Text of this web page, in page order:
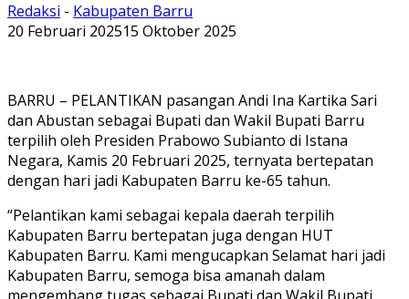
Redaksi - Kabupaten Barru
20 Februari 202515 Oktober 2025
BARRU – PELANTIKAN pasangan Andi Ina Kartika Sari
dan Abustan sebagai Bupati dan Wakil Bupati Barru
terpilih oleh Presiden Prabowo Subianto di Istana
Negara, Kamis 20 Februari 2025, ternyata bertepatan
dengan hari jadi Kabupaten Barru ke-65 tahun.
“Pelantikan kami sebagai kepala daerah terpilih
Kabupaten Barru bertepatan juga dengan HUT
Kabupaten Barru. Kami mengucapkan Selamat hari jadi
Kabupaten Barru, semoga bisa amanah dalam